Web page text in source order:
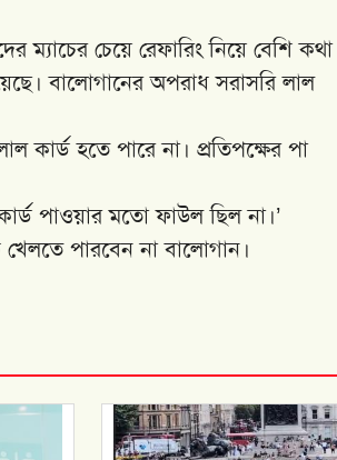
ম্যাচের চেয়ে রেফারিং নিয়ে বেশি কথা
বালোগানের অপরাধ সরাসরি লাল
কার্ড হতে পারে না। প্রতিপক্ষের পা
পাওয়ার মতো ফাউল ছিল না।’
পারবেন না বালোগান।